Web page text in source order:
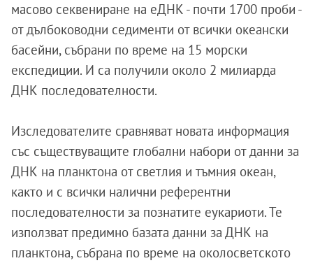
масово секвениране на еДНК - почти 1700 проби -
от дълбоководни седименти от всички океански
басейни, събрани по време на 15 морски
експедиции. И са получили около 2 милиарда
ДНК последователности.
Изследователите сравняват новата информация
със съществуващите глобални набори от данни за
ДНК на планктона от светлия и тъмния океан,
както и с всички налични референтни
последователности за познатите еукариоти. Те
използват предимно базата данни за ДНК на
планктона, събрана по време на околосветското